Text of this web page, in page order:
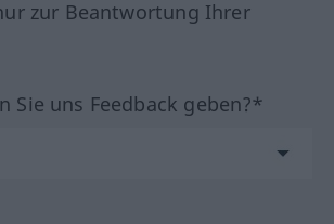
zur Beantwortung Ihrer
Sie uns Feedback geben?*